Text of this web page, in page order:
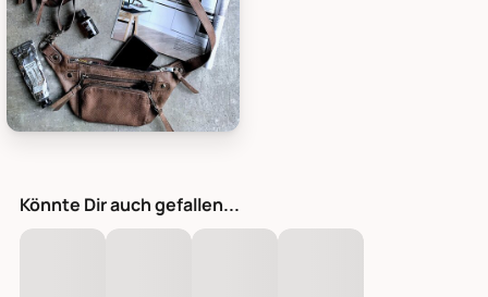
Könnte Dir auch gefallen...